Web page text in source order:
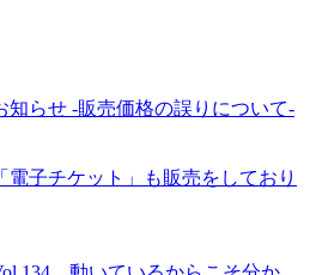
知らせ -販売価格の誤りについて-
電子チケット」も販売をしており